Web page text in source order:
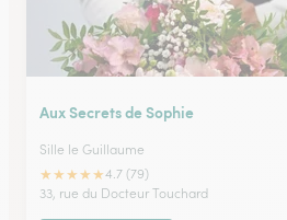
Aux Secrets de Sophie
Sille le Guillaume
★★★★★4.7 (79)
33, rue du Docteur Touchard